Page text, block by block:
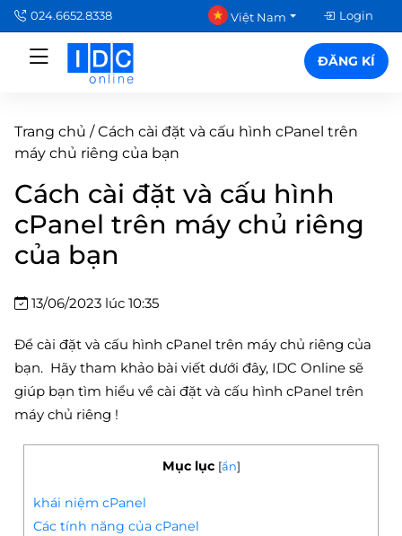
024.6652.8338 Việt Nam Login
ĐĂNG KÍ
Trang chủ /Cách cài đặt và cấu hình cPanel trên
máy chủ riêng của bạn
Cách cài đặt và cấu hình
cPanel trên máy chủ riêng
của bạn
13/06/2023 lúc 10:35
Để cài đặt và cấu hình cPanel trên máy chủ riêng của
bạn. Hãy tham khảo bài viết dưới đây, IDC Online sẽ
giúp bạn tìm hiểu về cài đặt và cấu hình cPanel trên
máy chủ riêng !
Mục lục [ẩn]
khái niệm cPanel
Các tính năng của cPanel